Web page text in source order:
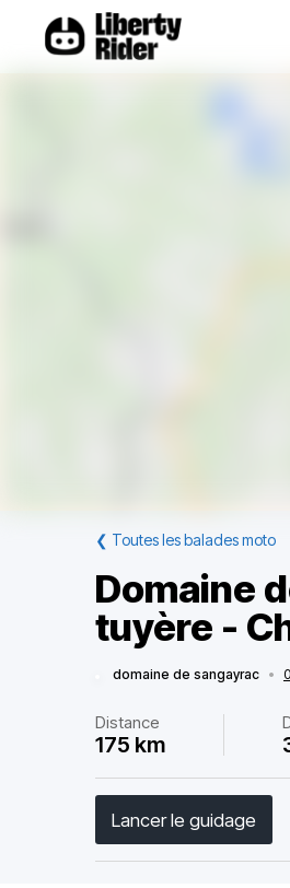
❮ Toutes les balades moto
Domaine
tuyère -
domaine de sangayrac •
Distance
175 km
Lancer le guidage